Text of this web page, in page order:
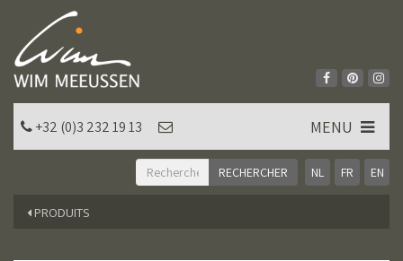
NL FR EN
+32 (0)3 232 19 13 MENU
PRODUITS